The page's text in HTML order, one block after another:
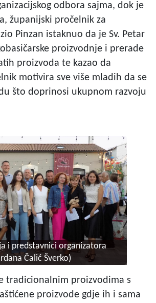
odbora sajma, dok je
županijski pročelnik za
Pinzan istaknuo da je Sv. Petar
proizvodnje i prerade
proizvoda te kazao da
motivira sve više mladih da se
što doprinosi ukupnom razvoju
i predstavnici organizatora
Čalić Šverko)
tradicionalnim proizvodima s
proizvode gdje ih i sama